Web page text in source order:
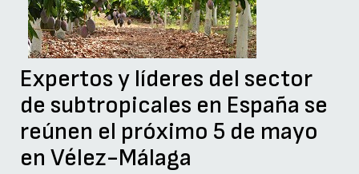
Expertos y líderes del sector
de subtropicales en España se
reúnen el próximo 5 de mayo
en Vélez-Málaga